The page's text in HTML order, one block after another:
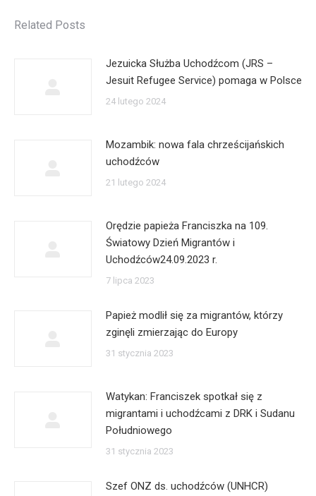
Related Posts
Jezuicka Służba Uchodźcom (JRS –
Jesuit Refugee Service) pomaga w Polsce
24 lutego 2024
Mozambik: nowa fala chrześcijańskich
uchodźców
21 lutego 2024
Orędzie papieża Franciszka na 109.
Światowy Dzień Migrantów i
Uchodźców24.09.2023 r.
7 lipca 2023
Papież modlił się za migrantów, którzy
zginęli zmierzając do Europy
31 stycznia 2023
Watykan: Franciszek spotkał się z
migrantami i uchodźcami z DRK i Sudanu
Południowego
31 stycznia 2023
Szef ONZ ds. uchodźców (UNHCR)